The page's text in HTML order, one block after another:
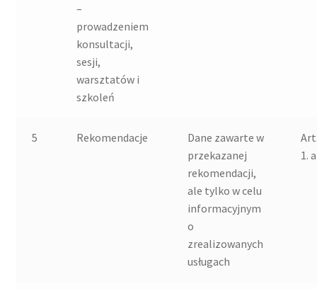
–
prowadzeniem
konsultacji,
sesji,
warsztatów i
szkoleń
5 Rekomendacje
Dane zawarte w
przekazanej
rekomendacji,
ale tylko w celu
informacyjnym
o
zrealizowanych
usługach
1.